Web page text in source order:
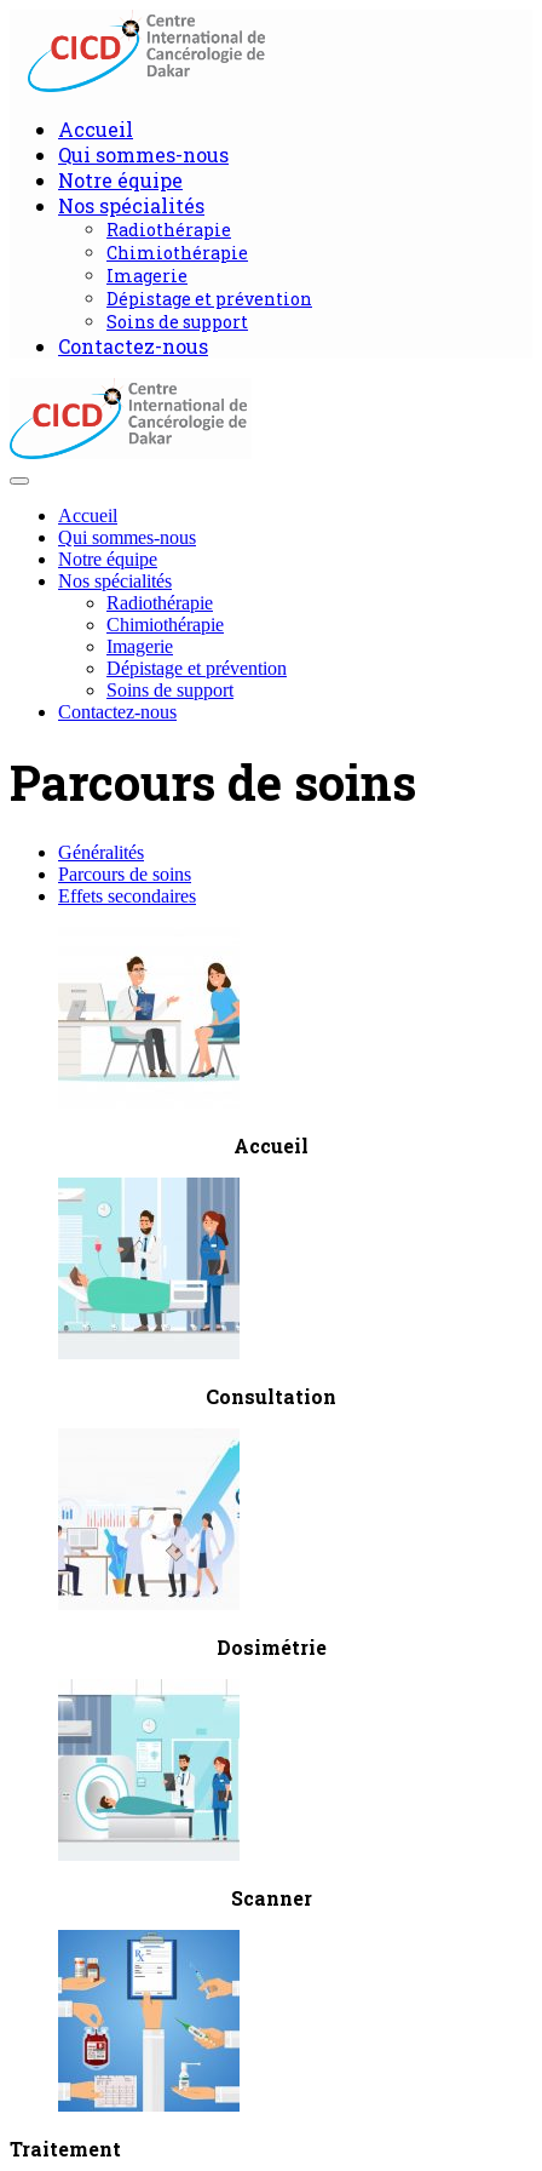
Accueil
Qui sommes-nous
Notre équipe
Nos spécialités
Radiothérapie
Chimiothérapie
Imagerie
Dépistage et prévention
Soins de support
Contactez-nous
Accueil
Qui sommes-nous
Notre équipe
Nos spécialités
Radiothérapie
Chimiothérapie
Imagerie
Dépistage et prévention
Soins de support
Contactez-nous
Parcours de soins
Généralités
Parcours de soins
Effets secondaires
Accueil
Consultation
Dosimétrie
Scanner
Traitement